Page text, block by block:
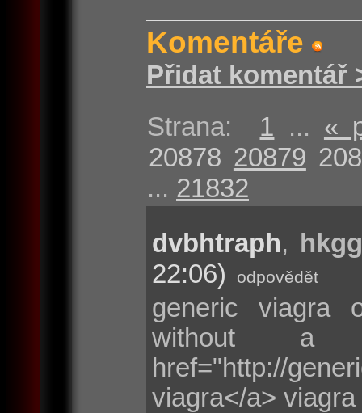
Komentáře
Přidat komentář
Strana: 1 ... «
20878 20879
... 21832
dvbhtraph,
22:06)
odpovědět
generic viagra
without a
href="http://
viagra</a>